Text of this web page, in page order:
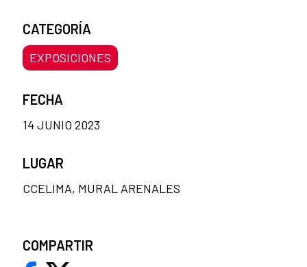
CATEGORÍA
EXPOSICIONES
FECHA
14 JUNIO 2023
LUGAR
CCELIMA, MURAL ARENALES
COMPARTIR